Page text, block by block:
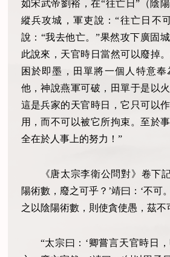
如宋武帝劉裕，在“往亡日”（陰
縱兵攻城，軍吏說：“往亡日不
說：“我去他亡。”果然攻下廣固
此說來，天官時日當然可以廢掉
困於即墨，田單將一個人特意
他，神說燕軍可破，田單于是以
這是兵家的天官時日，它只可以
用，而不可以被它所拘束。至於
全在於人事上的努力！”
《唐太宗李衛公問對》卷下
陽術數，廢之可乎？’靖曰：‘不可
之以陰陽術數，則使貪使愚，茲不
“太宗曰：‘卿嘗言天官時日